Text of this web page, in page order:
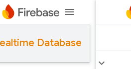
Realtime Database